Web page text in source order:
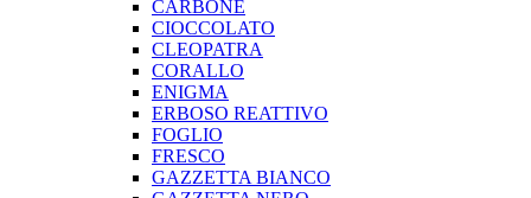
CARBONE
CIOCCOLATO
CLEOPATRA
CORALLO
ENIGMA
ERBOSO REATTIVO
FOGLIO
FRESCO
GAZZETTA BIANCO